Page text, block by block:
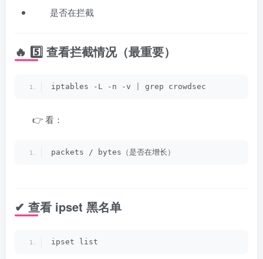
是否在拦截
🔥 5️⃣ 查看拦截情况（最重要）
iptables -L -n -v grep crowdsec
👉 看：
packets / bytes（是否在增长）
✔ 查看 ipset 黑名单
ipset list